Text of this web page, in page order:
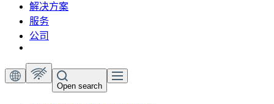
解决方案
服务
公司
Open search